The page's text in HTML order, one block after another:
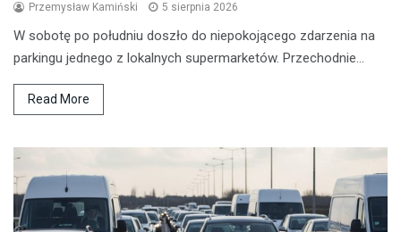
Przemysław Kamiński 5 sierpnia 2026
W sobotę po południu doszło do niepokojącego zdarzenia na
parkingu jednego z lokalnych supermarketów. Przechodnie…
Read More